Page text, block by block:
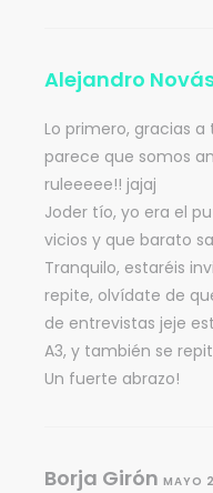
Alejandro
Lo primero, gracias a
parece que somos
ruleeeee!! jajaj
Joder tío, yo era el
vicios y que barato
Tranquilo, estaréis
repite, olvídate de
de entrevistas jeje
A3, y también se
Un fuerte abrazo!
Borja Girón MAYO